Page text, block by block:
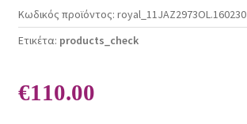
Κωδικός προϊόντος: royal_11JAZ2973OL.160230
Ετικέτα: products_check
€110.00